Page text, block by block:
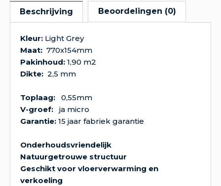
Beschrijving Beoordelingen (0)
Kleur: Light Grey
Maat: 770x154mm
Pakinhoud: 1,90 m2
Dikte: 2,5 mm
Toplaag:
0,55mm
V-groef:
ja micro
Garantie: 15 jaar fabriek garantie
Onderhoudsvriendelijk
Natuurgetrouwe structuur
Geschikt voor vloerverwarming en
verkoeling